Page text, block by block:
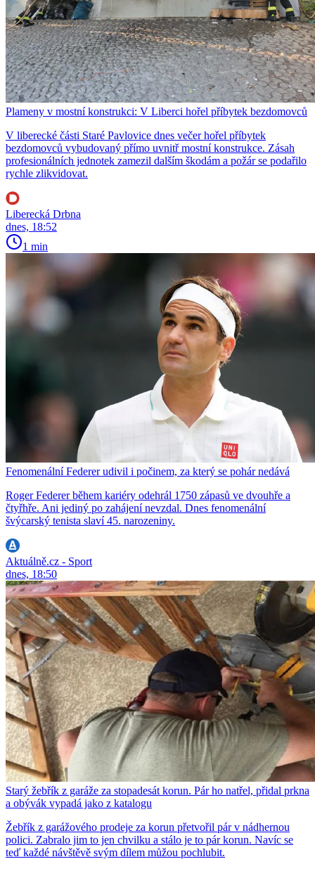
Plameny v mostní konstrukci: V Liberci hořel příbytek bezdomovců
V liberecké části Staré Pavlovice dnes večer hořel příbytek
bezdomovců vybudovaný přímo uvnitř mostní konstrukce. Zásah
profesionálních jednotek zamezil dalším škodám a požár se podařilo
rychle zlikvidovat.
Liberecká Drbna
dnes, 18:52
1 min
Fenomenální Federer udivil i počinem, za který se pohár nedává
Roger Federer během kariéry odehrál 1750 zápasů ve dvouhře a
čtyřhře. Ani jediný po zahájení nevzdal. Dnes fenomenální
švýcarský tenista slaví 45. narozeniny.
Aktuálně.cz - Sport
dnes, 18:50
Starý žebřík z garáže za stopadesát korun. Pár ho natřel, přidal prkna
a obývák vypadá jako z katalogu
Žebřík z garážového prodeje za korun přetvořil pár v nádhernou
polici. Zabralo jim to jen chvilku a stálo je to pár korun. Navíc se
teď každé návštěvě svým dílem můžou pochlubit.